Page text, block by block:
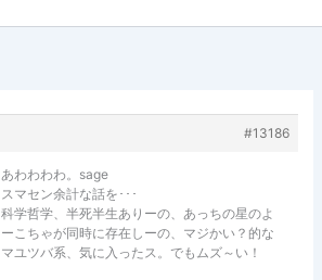
#13186
あわわわわ。sage
スマセン余計な話を･･･
科学哲学、半死半生ありーの、あっちの星のよ
ーこちゃが同時に存在しーの、マジかい？的な
マユツバ系、気に入ったス。でもムズ～い！